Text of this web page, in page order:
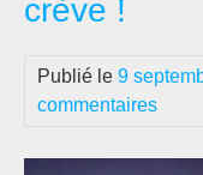
crève !
Publié le 9
commentaires